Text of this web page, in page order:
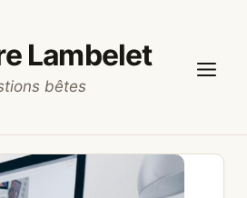
Lambelet
bêtes